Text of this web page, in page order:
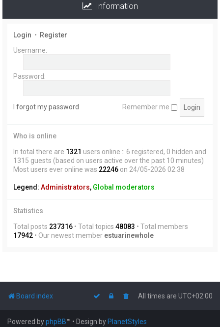
Information
Login • Register
Username:
Password:
I forgot my password Remember me
Who is online
In total there are 1321 users online :: 6 registered, 0 hidden and
1315 guests (based on users active over the past 10 minutes)
Most users ever online was 22246 on 24/05-2026 02:38
Legend: Administrators, Global moderators
Statistics
Total posts 237316 • Total topics 48083 • Total members
17942 • Our newest member estuarinewhole
Board index All times are UTC+02:00
Powered byphpBB™ • Design by PlanetStyles